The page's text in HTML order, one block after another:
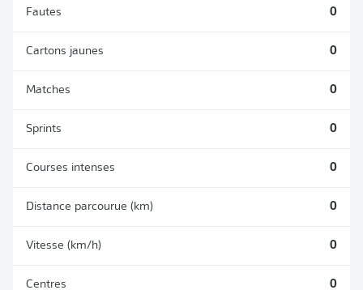
Fautes 0
Cartons jaunes 0
Matches 0
Sprints 0
Courses intenses 0
Distance parcourue (km) 0
Vitesse (km/h) 0
Centres 0